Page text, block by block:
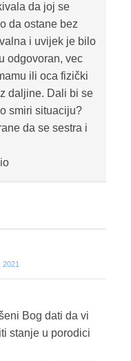
da joj se
da ostane bez
i uvijek je bilo
odgovoran, vec
ili oca fizički
daljine. Dali bi se
smiri situaciju?
da se sestra i
Bog dati da vi
stanje u porodici